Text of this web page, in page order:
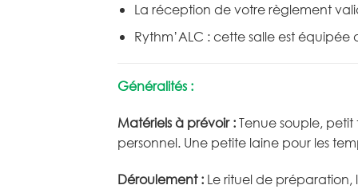
La réception de votre règlement
Rythm’ALC : cette salle est
Généralités :
Matériels à prévoir :Tenue souple,
personnel. Une petite laine pour les
Déroulement : Le rituel de préparation,